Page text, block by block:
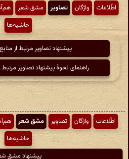
اطّلاعات واژگان تصاویر مشق شعر
حاشیه‌ها
پیشنهاد تصاویر مرتبط از
راهنمای نحوهٔ پیشنهاد تصاویر مرتبط
اطّلاعات واژگان تصاویر مشق شعر
حاشیه‌ها
پیشنهاد مشق